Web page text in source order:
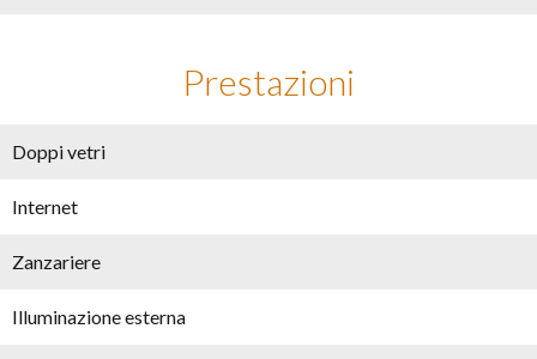
Prestazioni
Doppi vetri
Internet
Zanzariere
Illuminazione esterna